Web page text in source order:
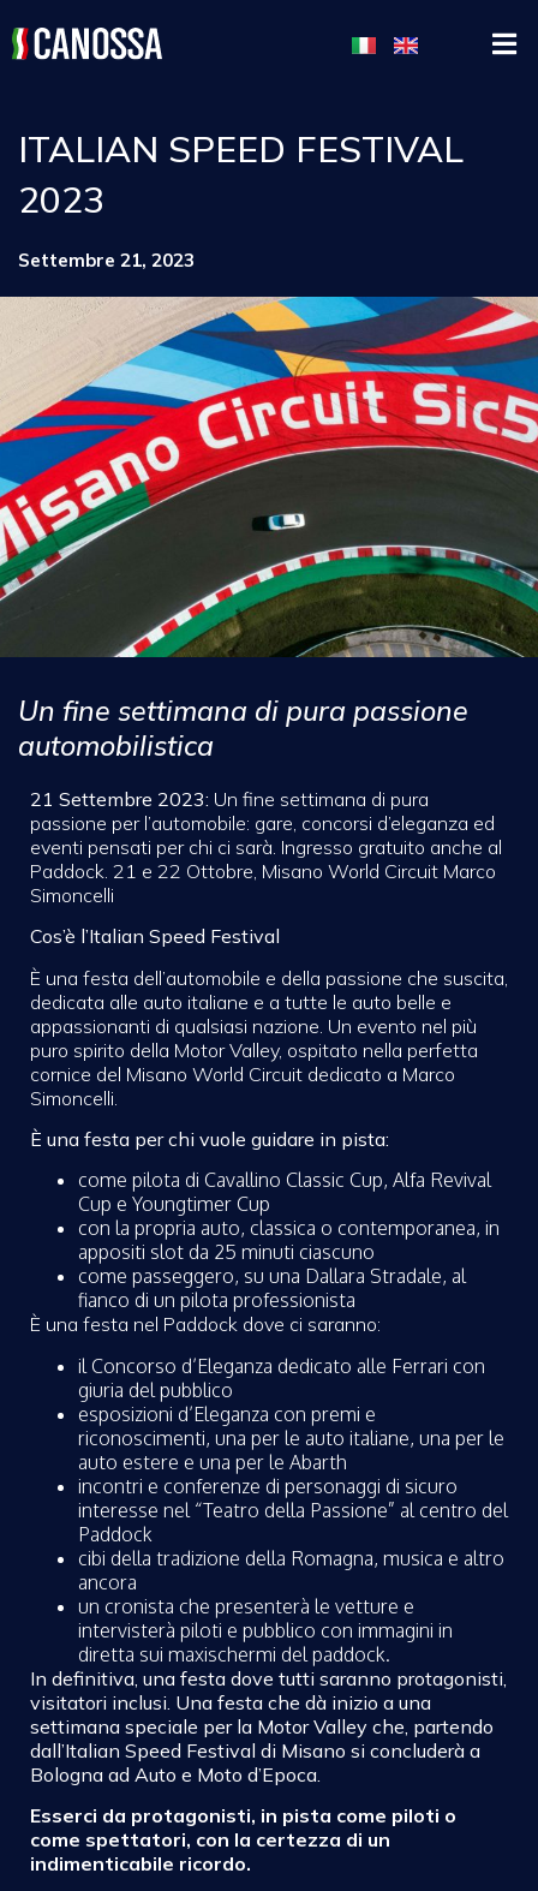
ITALIAN SPEED FESTIVAL
2023
Settembre 21, 2023
Un fine settimana di pura passione
automobilistica
21 Settembre 2023: Un fine settimana di pura
passione per l’automobile: gare, concorsi d’eleganza ed
eventi pensati per chi ci sarà. Ingresso gratuito anche al
Paddock. 21 e 22 Ottobre, Misano World Circuit Marco
Simoncelli
Cos’è l’Italian Speed Festival
È una festa dell’automobile e della passione che suscita,
dedicata alle auto italiane e a tutte le auto belle e
appassionanti di qualsiasi nazione. Un evento nel più
puro spirito della Motor Valley, ospitato nella perfetta
cornice del Misano World Circuit dedicato a Marco
Simoncelli.
È una festa per chi vuole guidare in pista:
come pilota di Cavallino Classic Cup, Alfa Revival
Cup e Youngtimer Cup
con la propria auto, classica o contemporanea, in
appositi slot da 25 minuti ciascuno
come passeggero, su una Dallara Stradale, al
fianco di un pilota professionista
È una festa nel Paddock dove ci saranno:
il Concorso d’Eleganza dedicato alle Ferrari con
giuria del pubblico
esposizioni d’Eleganza con premi e
riconoscimenti, una per le auto italiane, una per le
auto estere e una per le Abarth
incontri e conferenze di personaggi di sicuro
interesse nel “Teatro della Passione” al centro del
Paddock
cibi della tradizione della Romagna, musica e altro
ancora
un cronista che presenterà le vetture e
intervisterà piloti e pubblico con immagini in
diretta sui maxischermi del paddock.
In definitiva, una festa dove tutti saranno protagonisti,
visitatori inclusi. Una festa che dà inizio a una
settimana speciale per la Motor Valley che, partendo
dall’Italian Speed Festival di Misano si concluderà a
Bologna ad Auto e Moto d’Epoca.
Esserci da protagonisti, in pista come piloti o
come spettatori, con la certezza di un
indimenticabile ricordo.